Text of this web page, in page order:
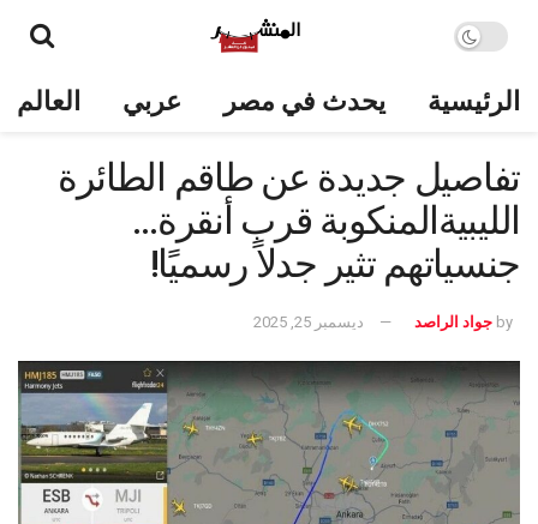
الرئيسية يحدث في مصر عربي العالم
تفاصيل جديدة عن طاقم الطائرة
الليبيةالمنكوبة قرب أنقرة…
جنسياتهم تثير جدلاً رسميًا!
by جواد الراصد ديسمبر 25, 2025